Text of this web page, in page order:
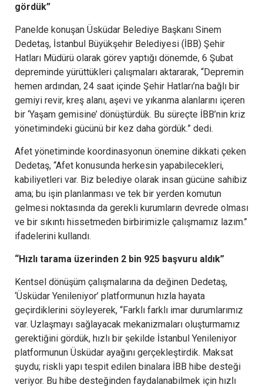
gördük”
Panelde konuşan Üsküdar Belediye Başkanı Sinem
Dedetaş, İstanbul Büyükşehir Belediyesi (İBB) Şehir
Hatları Müdürü olarak görev yaptığı dönemde, 6 Şubat
depreminde yürüttükleri çalışmaları aktararak, “Depremin
hemen ardından, 24 saat içinde Şehir Hatları’na bağlı bir
gemiyi revir, kreş alanı, aşevi ve yıkanma alanlarını içeren
bir ‘Yaşam gemisine’ dönüştürdük. Bu süreçte İBB’nin kriz
yönetimindeki gücünü bir kez daha gördük.” dedi.
Afet yönetiminde koordinasyonun önemine dikkati çeken
Dedetaş, “Afet konusunda herkesin yapabilecekleri,
kabiliyetleri var. Biz belediye olarak insan gücüne sahibiz
ama; bu işin planlanması ve tek bir yerden komutun
gelmesi noktasında da gerekli kurumların devrede olması
ve bir sıkıntı hissetmeden birbirimizle çalışmamız lazım.’’
ifadelerini kullandı.
“Hızlı tarama üzerinden 2 bin 925 başvuru aldık”
Kentsel dönüşüm çalışmalarına da değinen Dedetaş,
‘Üsküdar Yenileniyor’ platformunun hızla hayata
geçirdiklerini söyleyerek, “Farklı farklı imar durumlarımız
var. Uzlaşmayı sağlayacak mekanizmaları oluşturmamız
gerektiğini gördük, hızlı bir şekilde İstanbul Yenileniyor
platformunun Üsküdar ayağını gerçekleştirdik. Maksat
şuydu; riskli yapı tespit edilen binalara İBB hibe desteği
veriyor. Bu hibe desteğinden faydalanabilmek için hızlı